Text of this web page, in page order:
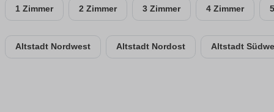
1 Zimmer 2 Zimmer 3 Zimmer 4 Zimmer
Altstadt Nordwest Altstadt Nordost Altstadt